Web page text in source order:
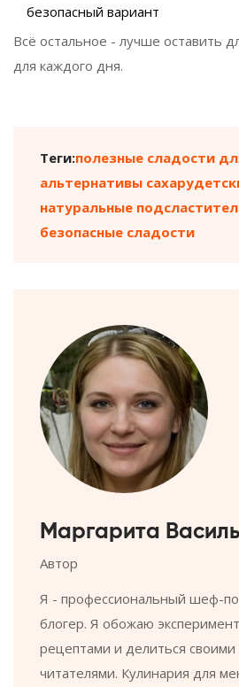
безопасный вариант
Всё остальное - лучше оставить
для каждого дня.
Теги:полезные сладости
альтернативы сахару
натуральные
безопасные сладости
Маргарита
Автор
Я - профессиональный шеф-
блогер. Я обожаю
рецептами и делиться
читателями. Кулинария для